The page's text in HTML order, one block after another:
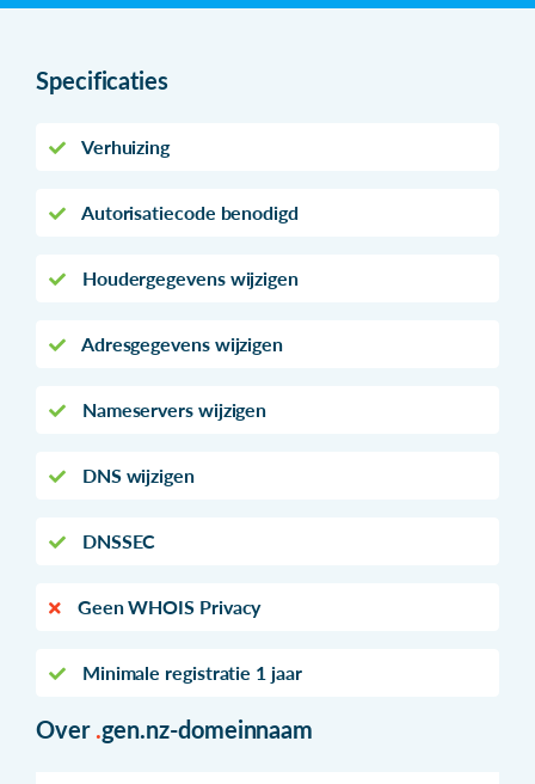
Specificaties
Verhuizing
Autorisatiecode benodigd
Houdergegevens wijzigen
Adresgegevens wijzigen
Nameservers wijzigen
DNS wijzigen
DNSSEC
Geen WHOIS Privacy
Minimale registratie 1 jaar
Over .gen.nz-domeinnaam